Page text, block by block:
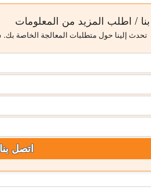
والنمذجة الميكانيكية. سبرينغر ، 2012.
بعد التكييف بالموجات فوق الصوتية على
/ اطلب المزيد من المعلومات
تحدث إلينا حول متطلبات المعالجة الخاصة
اتصل بنا